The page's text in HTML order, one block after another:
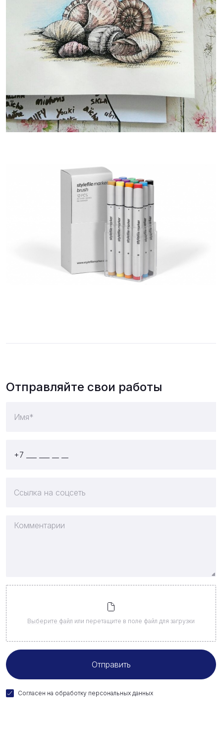
Отправляйте свои работы
Выберите файл или перетащите в поле файл для загрузки
Согласен на обработку персональных данных